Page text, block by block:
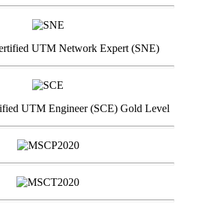
UTM Network Expert (SNE)
UTM Engineer (SCE) Gold Level